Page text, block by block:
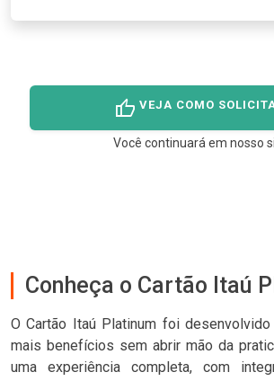
thumb_up VEJA COMO
Você continuará em nosso
Conheça o Cartão Itaú
O Cartão Itaú Platinum foi
mais benefícios sem abrir mão da
uma experiência completa, com